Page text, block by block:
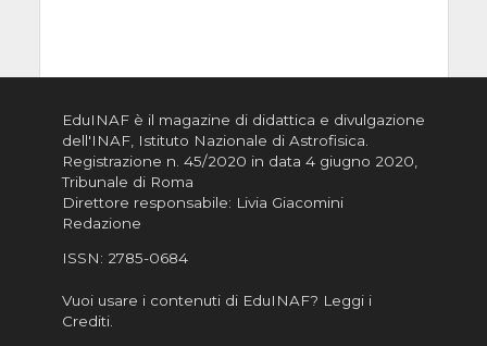
EduINAF è il magazine di didattica e divulgazione
dell'INAF, Istituto Nazionale di Astrofisica
Registrazione n. 45/2020 in data 4 giugno 2020,
Tribunale di Roma
Direttore responsabile: Livia Giacomini
Redazione
ISSN: 2785-0684
Vuoi usare i contenuti di EduINAF? Leggi i
Crediti.